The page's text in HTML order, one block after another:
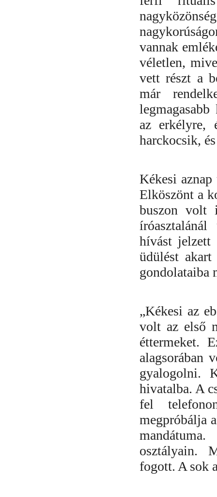
vannak
véletlen,
vett részt a
már
az erkélyre,
harckocsik,
Kékesi
Elköszönt a
buszon volt
hívást
üdülést
gondolataiba
„Kékesi az
volt az első
éttermeket.
alagsorában
gyalogolni.
hivatalba. A
fel
megpróbálja
osztályain.
fogott. A sok